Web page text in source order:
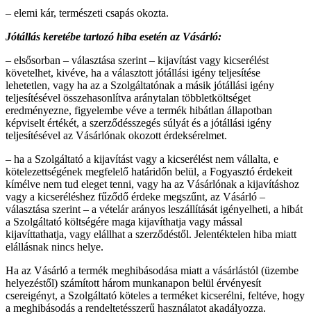
– elemi kár, természeti csapás okozta.
Jótállás keretébe tartozó hiba esetén az Vásárló:
– elsősorban – választása szerint – kijavítást vagy kicserélést
követelhet, kivéve, ha a választott jótállási igény teljesítése
lehetetlen, vagy ha az a Szolgáltatónak a másik jótállási igény
teljesítésével összehasonlítva aránytalan többletköltséget
eredményezne, figyelembe véve a termék hibátlan állapotban
képviselt értékét, a szerződésszegés súlyát és a jótállási igény
teljesítésével az Vásárlónak okozott érdeksérelmet.
– ha a Szolgáltató a kijavítást vagy a kicserélést nem vállalta, e
kötelezettségének megfelelő határidőn belül, a Fogyasztó érdekeit
kímélve nem tud eleget tenni, vagy ha az Vásárlónak a kijavításhoz
vagy a kicseréléshez fűződő érdeke megszűnt, az Vásárló –
választása szerint – a vételár arányos leszállítását igényelheti, a hibát
a Szolgáltató költségére maga kijavíthatja vagy mással
kijavíttathatja, vagy elállhat a szerződéstől. Jelentéktelen hiba miatt
elállásnak nincs helye.
Ha az Vásárló a termék meghibásodása miatt a vásárlástól (üzembe
helyezéstől) számított három munkanapon belül érvényesít
csereigényt, a Szolgáltató köteles a terméket kicserélni, feltéve, hogy
a meghibásodás a rendeltetésszerű használatot akadályozza.